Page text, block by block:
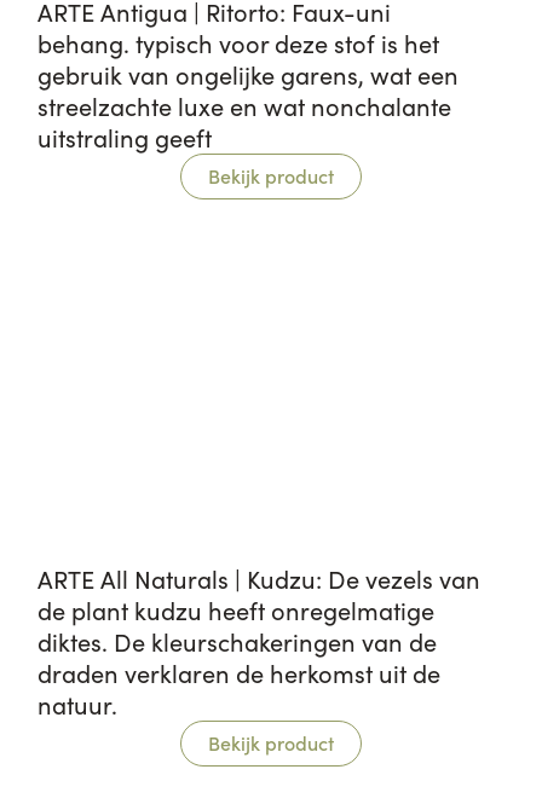
ARTE Antigua | Ritorto: Faux-uni
behang. typisch voor deze stof is het
gebruik van ongelijke garens, wat een
streelzachte luxe en wat nonchalante
uitstraling geeft
Bekijk product
ARTE All Naturals | Kudzu: De vezels van
de plant kudzu heeft onregelmatige
diktes. De kleurschakeringen van de
draden verklaren de herkomst uit de
natuur.
Bekijk product